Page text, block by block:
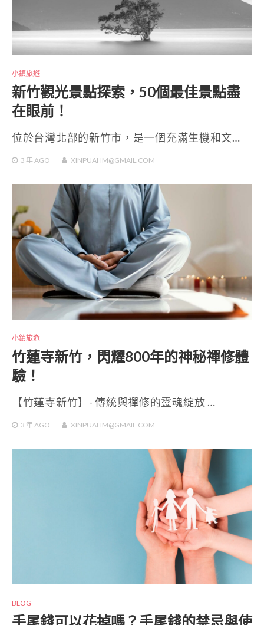
小鎮旅遊
新竹觀光景點探索，50個最佳景點盡
在眼前！
位於台灣北部的新竹市，是一個充滿生機和文…
3 年 AGO XINPUAHM@GMAIL.COM
小鎮旅遊
竹蓮寺新竹，閃耀800年的神秘禪修體
驗！
【竹蓮寺新竹】- 傳統與禪修的靈魂綻放 …
3 年 AGO XINPUAHM@GMAIL.COM
BLOG
手尾錢可以花掉嗎？手尾錢的禁忌與使